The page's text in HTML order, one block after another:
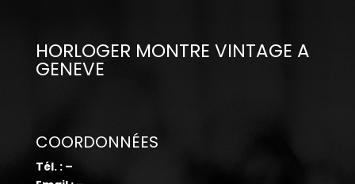
HORLOGER MONTRE VINTAGE A
GENEVE
COORDONNÉES
Tél. : –